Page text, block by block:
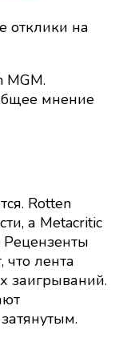
мнение
Rotten
а Metacritic
Рецензенты
что лента
заигрываний.